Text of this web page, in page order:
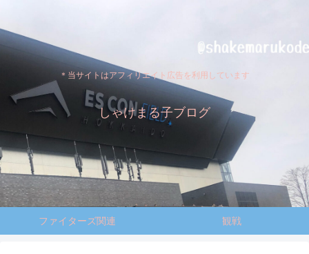
＊当サイトはアフィリエイト広告を利用しています
しゃけまる子ブログ
ファイターズ関連 観戦